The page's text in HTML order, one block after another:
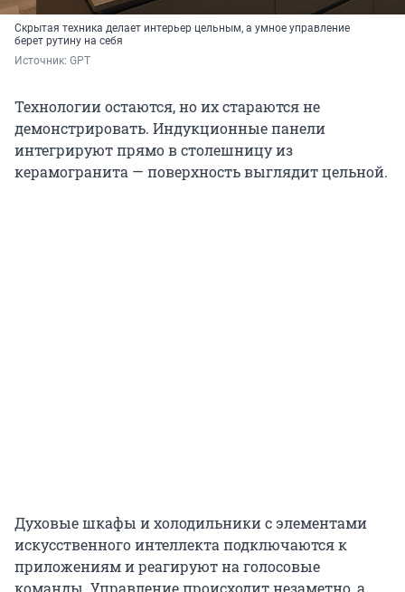
Скрытая техника делает интерьер цельным, а умное управление
берет рутину на себя
Источник: GPT
Технологии остаются, но их стараются не
демонстрировать. Индукционные панели
интегрируют прямо в столешницу из
керамогранита — поверхность выглядит цельной.
Духовые шкафы и холодильники с элементами
искусственного интеллекта подключаются к
приложениям и реагируют на голосовые
команды. Управление происходит незаметно, а